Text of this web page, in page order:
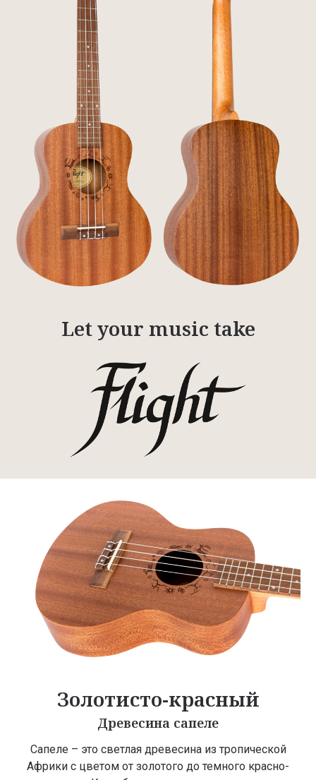
Let your music take
Золотисто-красный
Древесина сапеле
Сапеле – это светлая древесина из тропической
Африки с цветом от золотого до темного красно-